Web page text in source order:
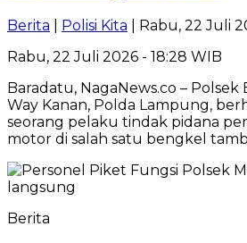
Berita Polisi Kita | Rabu, 22 Juli
Rabu, 22 Juli 2026 - 18:28 WIB
Baradatu, NagaNews.co – Polsek
Way Kanan, Polda Lampung,
seorang pelaku tindak pidana
motor di salah satu bengkel
Berita